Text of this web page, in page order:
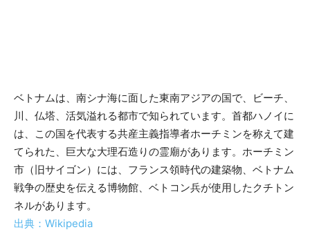
ベトナムは、南シナ海に面した東南アジアの国で、ビーチ、
川、仏塔、活気溢れる都市で知られています。首都ハノイに
は、この国を代表する共産主義指導者ホーチミンを称えて建
てられた、巨大な大理石造りの霊廟があります。ホーチミン
市（旧サイゴン）には、フランス領時代の建築物、ベトナム
戦争の歴史を伝える博物館、ベトコン兵が使用したクチトン
ネルがあります。
出典：Wikipedia